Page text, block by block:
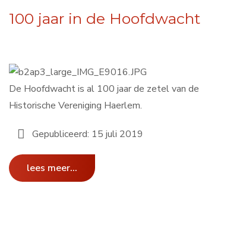
100 jaar in de Hoofdwacht
De Hoofdwacht is al 100 jaar de zetel van de
Historische Vereniging Haerlem.
Gepubliceerd: 15 juli 2019
lees meer...